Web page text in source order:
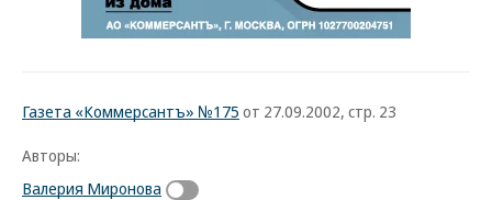
Газета «Коммерсантъ» №175 от 27.09.2002, стр. 23
Авторы:
Валерия Миронова